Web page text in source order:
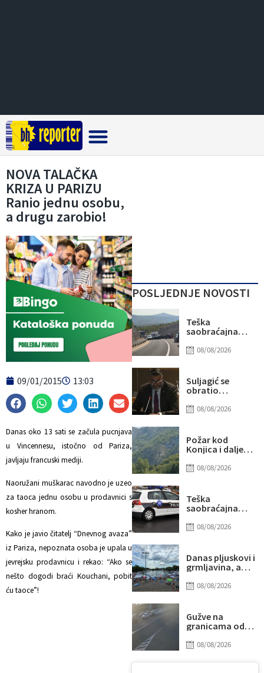
NOVA TALAČKA
KRIZA U PARIZU
Ranio jednu osobu,
a drugu zarobio!
09/01/2015 13:03
Danas oko 13 sati se začula pucnjava
u Vincennesu, istočno od Pariza,
javljaju francuski mediji.
Naoružani muškarac navodno je uzeo
za taoca jednu osobu u prodavnici s
kosher hranom.
Kako je javio čitatelj “Dnevnog avaza”
iz Pariza, nepoznata osoba je upala u
jevrejsku prodavnicu i rekao: “Ako se
nešto dogodi braći Kouchani, pobit
ću taoce”!
POSLJEDNJE NOVOSTI
Teška
saobraćajna
Stoca: Više
saobraćaj
potpuno
obustavljen
08/08/2026
Suljagić se
obratio
senatorima i
pridružio
kampanji
zastrašivanja
Bošnjaka!
08/08/2026
Požar kod
Konjica i dalje
manjeg
terenu
08/08/2026
Teška
saobraćajna
Teretno vozilo
biciklistu
08/08/2026
Danas pljuskovi i
grmljavina, a
toplotni talas
08/08/2026
Gužve na
granicama od
Duga
izlazu iz BiH, evo
08/08/2026